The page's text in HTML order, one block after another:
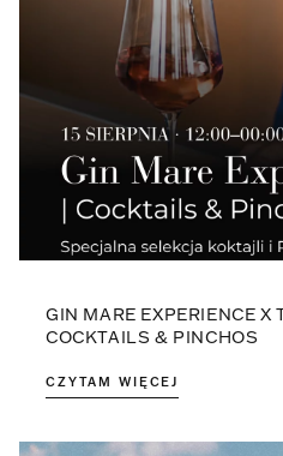
GIN MARE EXPERIENCE X
COCKTAILS & PINCHOS
CZYTAM WIĘCEJ